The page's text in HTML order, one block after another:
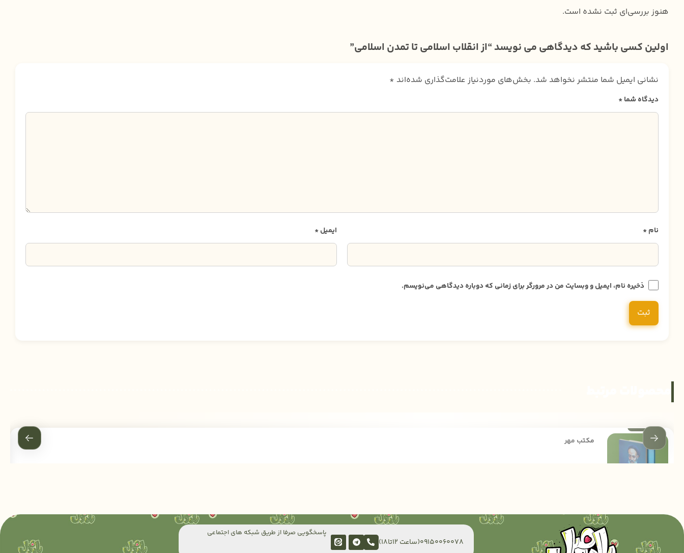
هنوز بررسی‌ای ثبت نشده است.
اولین کسی باشید که دیدگاهی می نویسد “از انقلاب اسلامی تا تمدن اسلامی”
نشانی ایمیل شما منتشر نخواهد شد. بخش‌های موردنیاز علامت‌گذاری شده‌اند *
دیدگاه شما*
نام* ایمیل*
ذخیره نام، ایمیل و وبسایت من در مرورگر برای زمانی که دوباره دیدگاهی می‌نویسم.
مکتب مهر
پاسخگویی صرفا از طریق شبکه های اجتماعی
09150060078(ساعت 12تا18)